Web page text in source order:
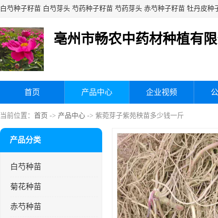
亳州市畅农中药材种植有
首页 产品中心 企业视频
当前位置： 首页 -> 产品中心 -> 紫菀芽子紫苑秧苗多少钱一斤
产品分类
白芍种苗
菊花种苗
赤芍种苗